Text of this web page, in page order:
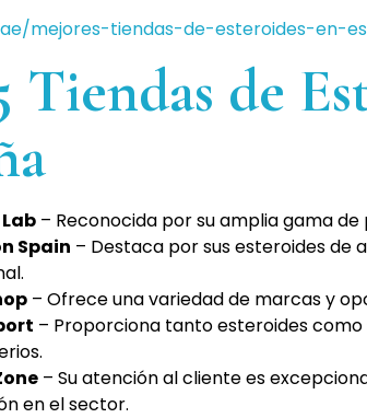
mejores-tiendas-de-esteroides-en-
Tiendas de
– Reconocida por su amplia gama
Spain – Destaca por sus esteroides de
– Ofrece una variedad de marcas y
– Proporciona tanto esteroides
– Su atención al cliente es
en el sector.